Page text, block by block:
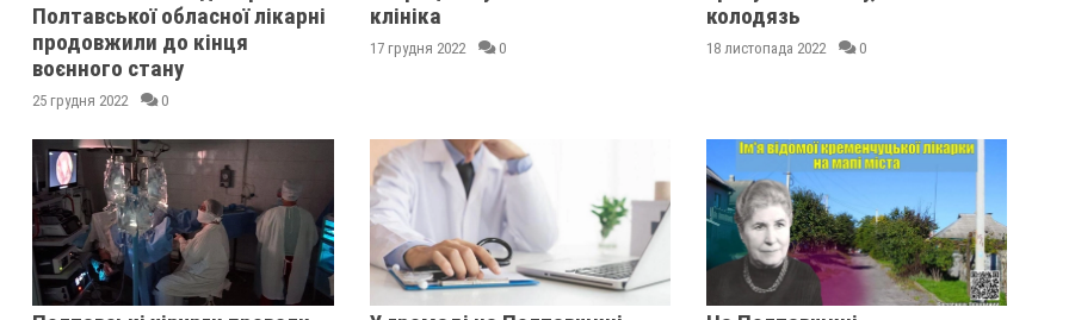
Полтавської обласної лікарні
продовжили до кінця
воєнного стану
25 грудня 2022 0
клініка
17 грудня 2022 0
колодязь
18 листопада 2022 0